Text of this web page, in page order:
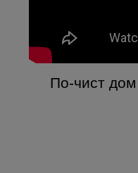
По-чист